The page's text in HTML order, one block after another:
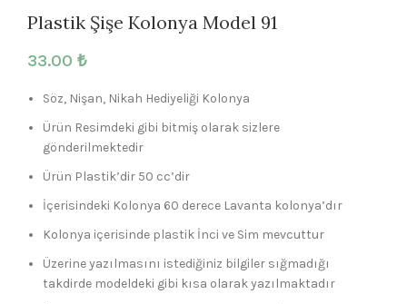
Plastik Şişe Kolonya Model 91
33.00 ₺
Söz, Nişan, Nikah Hediyeliği Kolonya
Ürün Resimdeki gibi bitmiş olarak sizlere
gönderilmektedir
Ürün Plastik’dir 50 cc’dir
İçerisindeki Kolonya 60 derece Lavanta kolonya’dır
Kolonya içerisinde plastik İnci ve Sim mevcuttur
Üzerine yazılmasını istediğiniz bilgiler sığmadığı
takdirde modeldeki gibi kısa olarak yazılmaktadır